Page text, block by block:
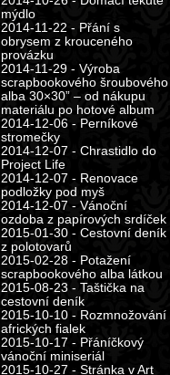
mýdlo
2014-11-22 - Přání s
obrysem z krouceného
provázku
2014-11-29 - Výroba
scrapbookového šroubového
alba 30×30” – od nákupu
materiálu po hotové album
2014-12-06 - Perníkové
stromečky
2014-12-07 - Chrastidlo do
Project Life
2014-12-07 - Renovace
podložky pod myš
2014-12-07 - Vánoční
ozdoba z papírových srdíček
2015-01-30 - Cestovní deník
z polotovarů
2015-02-28 - Potažení
scrapbookového alba látkou
2015-08-23 - Taštička na
cestovní deník
2015-10-10 - Rozmnožování
afrických fialek
2015-10-17 - Přáníčkový
vánoční miniseriál
2015-10-27 - Stránka v Art